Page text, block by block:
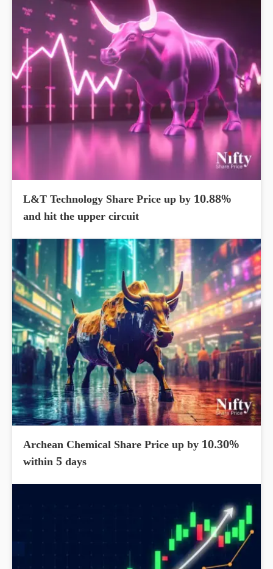
L&T Technology Share Price up by 10.88%
and hit the upper circuit
Archean Chemical Share Price up by 10.30%
within 5 days